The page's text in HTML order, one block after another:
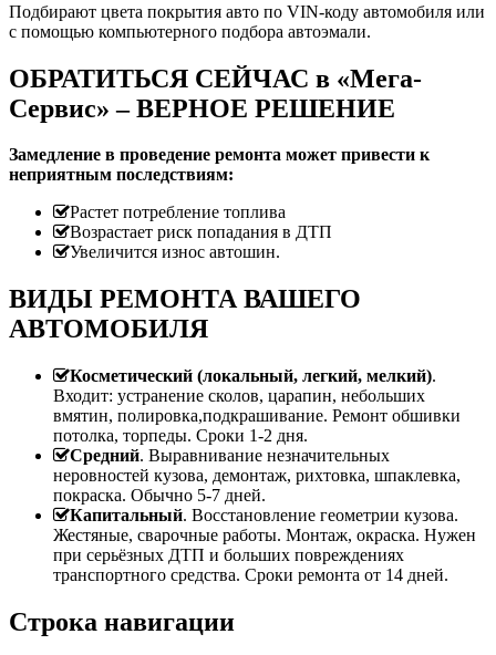
Подбирают цвета покрытия авто по VIN-коду автомобиля или
с помощью компьютерного подбора автоэмали.
ОБРАТИТЬСЯ СЕЙЧАС в «Мега-
Сервис» – ВЕРНОЕ РЕШЕНИЕ
Замедление в проведение ремонта может привести к
неприятным последствиям:
Растет потребление топлива
Возрастает риск попадания в ДТП
Увеличится износ автошин.
ВИДЫ РЕМОНТА ВАШЕГО
АВТОМОБИЛЯ
Косметический (локальный, легкий, мелкий).
Входит: устранение сколов, царапин, небольших
вмятин, полировка,подкрашивание. Ремонт обшивки
потолка, торпеды. Сроки 1-2 дня.
Средний. Выравнивание незначительных
неровностей кузова, демонтаж, рихтовка, шпаклевка,
покраска. Обычно 5-7 дней.
Капитальный. Восстановление геометрии кузова.
Жестяные, сварочные работы. Монтаж, окраска. Нужен
при серьёзных ДТП и больших повреждениях
транспортного средства. Сроки ремонта от 14 дней.
Строка навигации